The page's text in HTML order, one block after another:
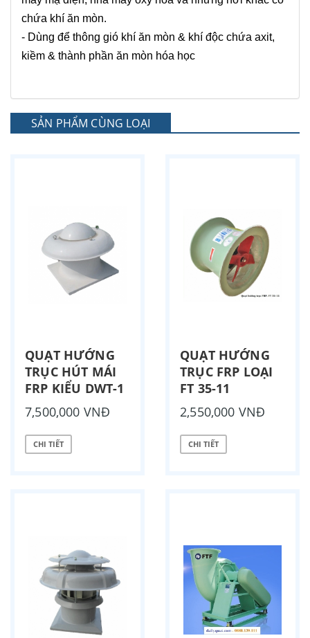
chứa khí ăn mòn.
- Dùng để thông gió khí ăn mòn & khí độc chứa axit,
kiềm & thành phần ăn mòn hóa học
SẢN PHẨM CÙNG LOẠI
QUẠT HƯỚNG
TRỤC HÚT MÁI
FRP KIỂU DWT-1
7,500,000 VNĐ
CHI TIẾT
QUẠT HƯỚNG
TRỤC FRP LOẠI
FT 35-11
2,550,000 VNĐ
CHI TIẾT